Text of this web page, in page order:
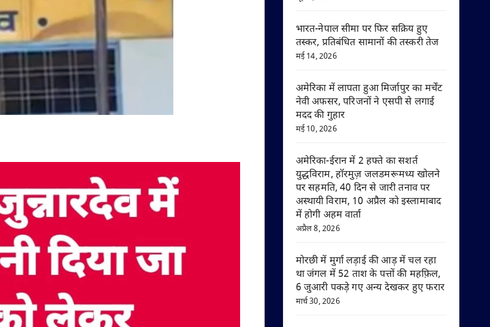
भारत-नेपाल सीमा पर फिर सक्रिय हुए
तस्कर, प्रतिबंधित सामानों की तस्करी तेज
मई 14, 2026
अमेरिका में लापता हुआ मिर्जापुर का मर्चेंट
नेवी अफसर, परिजनों ने एसपी से लगाई
मदद की गुहार
मई 10, 2026
अमेरिका-ईरान में 2 हफ्ते का सशर्त
युद्धविराम, हॉरमुज़ जलडमरूमध्य खोलने
पर सहमति, 40 दिन से जारी तनाव पर
अस्थायी विराम, 10 अप्रैल को इस्लामाबाद
में होगी अहम वार्ता
अप्रैल 8, 2026
मोरछी में मुर्गा लड़ाई की आड़ में चल रहा
था जंगल में 52 ताश के पत्तों की महफ़िल,
6 जुआरी पकड़े गए अन्य देखकर हुए फरार
मार्च 30, 2026